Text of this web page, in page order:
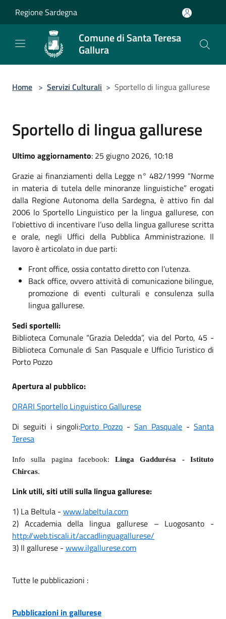
Regione Sardegna
Comune di Santa Teresa
Gallura
Home > Servizi Culturali > Sportello di lingua gallurese
Sportello di lingua gallurese
Ultimo aggiornamento: 25 giugno 2026, 10:18
Grazie ai finanziamenti della Legge n° 482/1999 “Norme
in materia di tutela delle minoranze linguistiche” erogati
dalla Regione Autonoma della Sardegna, è attivo fin dal
2006 lo Sportello Linguistico per la lingua gallurese, con
l’obiettivo di incentivare l’uso della lingua gallurese scritta
e orale, negli Uffici della Pubblica Amministrazione. Il
lavoro è articolato in due parti:
Front office, ossia contatto diretto con l’utenza.
Back office, ovvero attività di comunicazione bilingue,
promozione di eventi culturali e consulenza sulla
lingua gallurese.
Sedi sportelli:
Biblioteca Comunale “Grazia Deledda”, via del Porto, 45 -
Biblioteca Comunale di San Pasquale e Ufficio Turistico di
Porto Pozzo
Apertura al pubblico:
ORARI Sportello Linguistico Gallurese
Di seguiti i singoli:Porto Pozzo - San Pasquale - Santa
Teresa
Info sulla pagina facebook:Linga Gaddurésa - Istituto
Chircas.
Link utili, siti utili sulla lingua gallurese:
1) La Beltula - www.labeltula.com
2) Accademia della lingua gallurese – Luogosanto -
http://web.tiscali.it/accadlinguagallurese/
3) Il gallurese - www.ilgallurese.com
Tutte le pubblicazioni :
Pubblicazioni in gallurese